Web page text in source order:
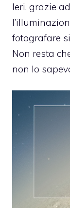
Ieri, grazie
fotografare
Non resta
non lo